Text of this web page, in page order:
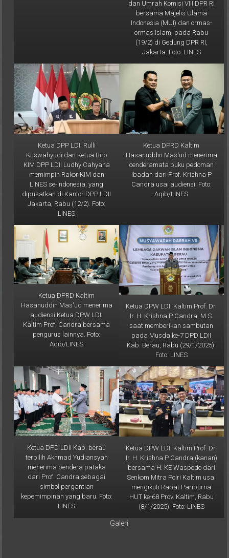
oleh Panitia Kerja (Panja) Haji
dan Umrah Komisi VIII DPR RI
bersama Majelis Ulama
Indonesia (MUI) dan ormas-
ormas Islam, pada Rabu
(19/2) di Gedung DPR RI,
Jakarta. Foto: LINES
Ketua DPP LDII Rulli
Kuswahyudi dan Ketua Biro
KIM DPP LDII Ludhy Cahyana
memimpin Rakor KIM dan
LINES se-Indonesia, yang
dipusatkan di Kantor DPP LDII
Jakarta, Rabu (12/2). Foto:
LINES
Ketua DPRD Kaltim
Hasanuddin Mas'ud menerima
cenderamata buku pedoman
ibadah dari Prof. Krishna P
Candra usai audiensi. Foto:
Ketua DPRD Kaltim
Hasanuddin Mas'ud menerima
audiensi Ketua DPW LDII
Kaltim Prof. Candra bersama
pengurus lainnya. Foto:
Ketua DPW LDII Kaltim Prof. Dr.
Ir. H. Krishna P Candra, M.S.
saat memberikan sambutan
pada Musda ke-7 DPD LDII
Kab. Berau, Rabu (29/1/2025).
Foto: LINES
Ketua DPD LDII Kab. berau
terpilih Akhmad Yudiansyah
menerima bendera pataka
dari Prof. Candra sebagai
simbol pergantian
kepemimpinan yang baru. Foto:
LINES
Ketua DPW LDII Kaltim Prof. Dr.
Ir. H. Krishna P Candra (kanan)
bersama H. KE Waspodo dari
Senkom Mitra Polri Kaltim usai
mengikuti Rapat Paripurna
HUT ke-68 Prov. Kaltim, Rabu
(8/1/2025). Foto: LINES